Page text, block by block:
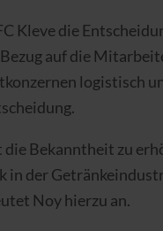
Kleve die
auf die
logistisch
Bekanntheit zu
der
Noy hierzu an.